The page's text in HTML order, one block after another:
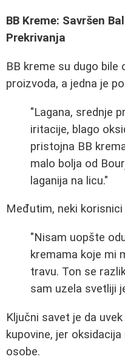
BB Kreme: Savršen
Prekrivanja
BB kreme su dugo bile
proizvoda, a jedna je
"Lagana, srednje
iritacije, blago
pristojna BB
malo bolja od
laganija na licu."
Međutim, neki
"Nisam uopšte
kremama koje mi
travu. Ton se
sam uzela svetliji
Ključni savet je da
kupovine, jer
osobe.